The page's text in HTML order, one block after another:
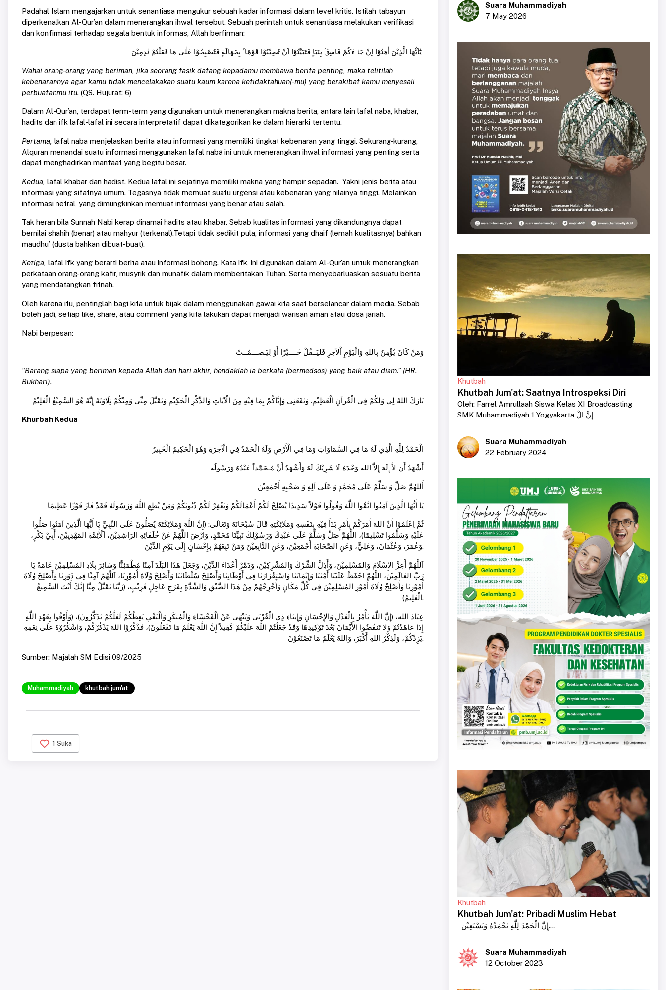
Padahal Islam mengajarkan untuk senantiasa mengukur sebuah kadar informasi dalam level kritis. Istilah tabayun
diperkenalkan Al-Qur’an dalam menerangkan ihwal tersebut. Sebuah perintah untuk senantiasa melakukan verifikasi
dan konfirmasi terhadap segala bentuk informas, Allah berfirman:
يٰٓاَيُّهَا الَّذِيْنَ اٰمَنُوْٓا اِنْ جَاۤءَكُمْ فَاسِقٌۢ بِنَبَاٍ فَتَبَيَّنُوْٓا اَنْ تُصِيْبُوْا قَوْمًا ۢ بِجَهَالَةٍ فَتُصْبِحُوْا عَلٰى مَا فَعَلْتُمْ نٰدِمِيْنَ
Wahai orang-orang yang beriman, jika seorang fasik datang kepadamu membawa berita penting, maka telitilah
kebenarannya agar kamu tidak mencelakakan suatu kaum karena ketidaktahuan(-mu) yang berakibat kamu menyesali
perbuatanmu itu. (QS. Hujurat: 6)
Dalam Al-Qur’an, terdapat term-term yang digunakan untuk menerangkan makna berita, antara lain lafal naba, khabar,
hadits dan ifk lafal-lafal ini secara interpretatif dapat dikategorikan ke dalam hierarki tertentu.
Pertama, lafal naba menjelaskan berita atau informasi yang memiliki tingkat kebenaran yang tinggi. Sekurang-kurang,
Alquran menandai suatu informasi menggunakan lafal nabā ini untuk menerangkan ihwal informasi yang penting serta
dapat menghadirkan manfaat yang begitu besar.
Kedua, lafal khabar dan hadist. Kedua lafal ini sejatinya memiliki makna yang hampir sepadan. Yakni jenis berita atau
informasi yang sifatnya umum. Tegasnya tidak memuat suatu urgensi atau kebenaran yang nilainya tinggi. Melainkan
informasi netral, yang dimungkinkan memuat informasi yang benar atau salah.
Tak heran bila Sunnah Nabi kerap dinamai hadits atau khabar. Sebab kualitas informasi yang dikandungnya dapat
bernilai shahih (benar) atau mahyur (terkenal).Tetapi tidak sedikit pula, informasi yang dhaif (lemah kualitasnya) bahkan
maudhu’ (dusta bahkan dibuat-buat).
Ketiga, lafal ifk yang berarti berita atau informasi bohong. Kata ifk, ini digunakan dalam Al-Qur’an untuk menerangkan
perkataan orang-orang kafir, musyrik dan munafik dalam memberitakan Tuhan. Serta menyebarluaskan sesuatu berita
yang mendatangkan fitnah.
Oleh karena itu, pentinglah bagi kita untuk bijak dalam menggunakan gawai kita saat berselancar dalam media. Sebab
boleh jadi, setiap like, share, atau comment yang kita lakukan dapat menjadi warisan aman atau dosa jariah.
Nabi berpesan:
وَمَنْ كَانَ يُؤْمِنُ بِاللهِ وَالْيَوْمِ اْلآخِرِ فَليَــقُلْ خَــــيْرًا أَوْ لِيَـصـــمُــتْ
“Barang siapa yang beriman kepada Allah dan hari akhir, hendaklah ia berkata (bermedsos) yang baik atau diam.” (HR.
Bukhari).
بَارَكَ اللهُ لِي وَلكُمْ فِى الْقُرآنِ الْعَظِيْمِ. وَنَفَعَنِى وَإِيَّاكُمْ بِمَا فِيْهِ مِنَ الْآيَاتِ وَالذِّكْرِ الْحَكِيْمِ وَتَقَبَّلَ مِنِّى وَمِنْكُمْ تِلَاوَتَهُ إِنَّهُ هُوَ السَّمِيْعُ الْعَلِيْمُ
Khurbah Kedua
الْحَمْدُ لِلَّهِ الَّذِي لَهُ مَا فِي السَّمَاوَاتِ وَمَا فِي الْأَرْضِ وَلَهُ الْحَمْدُ فِي الْآخِرَةِ وَهُوَ الْحَكِيمُ الْخَبِيرُ
أَشْهَدُ أَن لاَّ إِلَهَ إِلاَّ الله وَحْدَهُ لَا شَرِيْكَ لَهُ وَأَشْهَدُ أَنَّ مُـحَمَّداً عَبْدُهُ وَرَسُولُه
أَللهُمَّ صَلِّ وَ سَلِّمْ عَلَى مُحَمَّدٍ وَ عَلَى آلِهِ وَ صَحْبِهِ أَجْمَعِيْنَ
يَا أَيُّهَا الَّذِينَ آمَنُوا اتَّقُوا اللَّهَ وَقُولُوا قَوْلاً سَدِيدًا يُصْلِحْ لَكُمْ أَعْمَالَكُمْ وَيَغْفِرْ لَكُمْ ذُنُوبَكُمْ وَمَنْ يُطِعِ اللَّهَ وَرَسُولَهُ فَقَدْ فَازَ فَوْزًا عَظِيمًا
ثُمَّ اِعْلَمُوْا أَنَّ اللهَ أَمَرَكُمْ بِأَمْرٍ بَدَأَ فِيْهِ بِنَفْسِهِ وَمَلَائِكَتِهِ قَالَ سُبْحَانَهُ وَتَعَالَى: (إِنَّ اللَّهَ وَمَلائِكَتَهُ يُصَلُّونَ عَلَى النَّبِيِّ يَا أَيُّهَا الَّذِينَ آمَنُوا صَلُّوا
عَلَيْهِ وَسَلِّمُوا تَسْلِيمًا)، اللَّهُمَّ صَلِّ وَسَلِّمْ عَلَى عَبْدِكَ وَرَسُوْلِكَ نَبِيِّنَا مُحَمَّدٍ، وَارْضَ اللَّهُمَّ عَنْ خُلَفَائِهِ الرَاشِدِيْنَ، اَلْأَئِمَّةِ المَهْدِيِيْنَ، أَبِيْ بَكْرٍ،
وَعُمَرَ، وَعُثْمَانَ، وَعَلِيٍّ، وَعَنِ الصَّحَابَةِ أَجْمَعِيْنَ، وَعَنِ التَّابِعِيْنَ وَمَنْ تَبِعَهُمْ بِإِحْسَانٍ إِلَى يَوْمِ الدِّيْنَ.
اَللَّهُمَّ أَعِزَّ الإِسْلَامَ وَالمُسْلِمِيْنَ، وَأَذِلَّ الشِّرْكَ وَالمُشْرِكِيْنَ، وَدَمِّرْ أَعْدَاءَ الدِّيْنَ، وَجَعَلَ هَذَا البَلَدَ آمِنًا مُطْمَئِنًّا وَسَائِرَ بِلَادِ المُسْلِمِيْنَ عَامَةً يَا
رَبَّ العَالَمِيْنَ، اللَّهُمَّ احْفَظْ عَلَيْنَا أَمْنَنَا وَإِيْمَانَنَا وَاسْتِقْرَارَنَا فِي أَوْطَانِنَا وَأَصْلِحْ سُلْطَانَنَا وَأَصْلِحْ وُلَاةَ أُمُوْرِنَا، اَللَّهُمَّ آمِنَّا فِي دُوَرِنَا وَأَصْلِحْ وُلَاةَ
أُمُوْرِنَا وَأَصْلِحْ وُلَاةَ أُمُوْرِ المُسْلِمِيْنَ فِي كُلِّ مَكَانٍ وَأَخْرِجْهُمْ مِنْ هَذَا الضَّيْقِ وَالشِّدَّةِ بِفَرَجِ عَاجِلٍ قَرِيْبٍ، (رَبَّنَا تَقَبَّلْ مِنَّا إِنَّكَ أَنْتَ السَّمِيعُ
الْعَلِيمُ).
عِبَادَ الله، (إِنَّ اللَّهَ يَأْمُرُ بِالْعَدْلِ وَالإِحْسَانِ وَإِيتَاءِ ذِي الْقُرْبَى وَيَنْهَى عَنْ الْفَحْشَاءِ وَالْمُنكَرِ وَالْبَغْيِ يَعِظُكُمْ لَعَلَّكُمْ تَذَكَّرُونَ)، (وَأَوْفُوا بِعَهْدِ اللَّهِ
إِذَا عَاهَدْتُمْ وَلا تَنقُضُوا الأَيْمَانَ بَعْدَ تَوْكِيدِهَا وَقَدْ جَعَلْتُمْ اللَّهَ عَلَيْكُمْ كَفِيلاً إِنَّ اللَّهَ يَعْلَمُ مَا تَفْعَلُونَ)، فَذْكُرُوْا اللهَ يَذْكُرْكُمْ، وَاشْكُرُوْهُ عَلَى نِعَمِهِ
يَزِدْكُمْ، وَلَذِكْرُ اللهِ أَكْبَرَ، وَاللهُ يَعْلَمُ مَا تَصْنَعُوْنَ.
Sumber: Majalah SM Edisi 09/2025
Muhammadiyah khutbah jum'at
1 Suka
Suara Muhammadiyah
7 May 2026
Khutbah
Khutbah Jum'at: Saatnya Introspeksi Diri
Oleh: Farrel Amrullaah Siswa Kelas XI Broadcasting
SMK Muhammadiyah 1 Yogyakarta إِنَّ الْ....
Suara Muhammadiyah
22 February 2024
Khutbah
Khutbah Jum'at: Pribadi Muslim Hebat
إِنَّ الْحَمْدَ لِلَّهِ نَحْمَدُهُ وَنَسْتَعِيْن....
Suara Muhammadiyah
12 October 2023